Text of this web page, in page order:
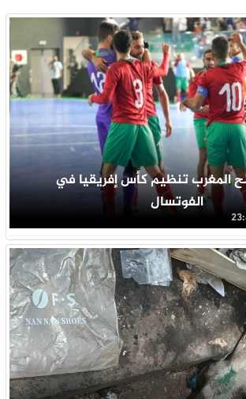
المغرب تنظيم كأس إفريقيا في
الفوتسال